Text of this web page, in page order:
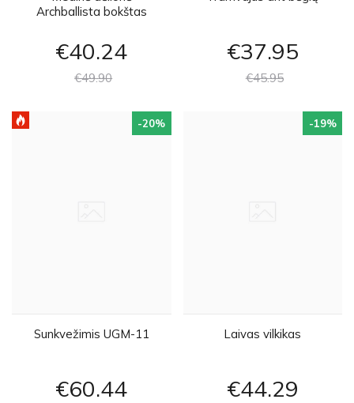
Archballista bokštas
€40 24
€4990
€37 95
€4595
-20%
Sunkvežimis UGM-11
€60 44
-19%
Laivas vilkikas
€44 29